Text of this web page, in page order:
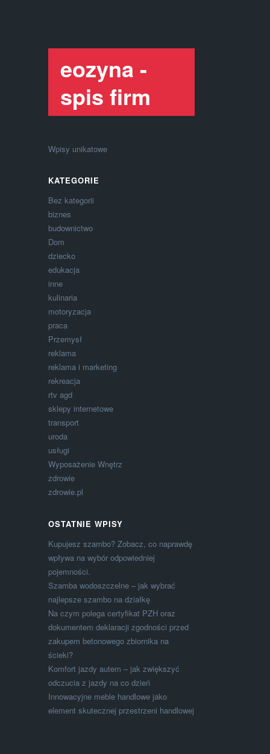
eozyna -
spis firm
Wpisy unikatowe
KATEGORIE
Bez kategorii
biznes
budownictwo
Dom
dziecko
edukacja
inne
kulinaria
motoryzacja
praca
Przemysł
reklama
reklama i marketing
rekreacja
rtv agd
sklepy internetowe
transport
uroda
usługi
Wyposażenie Wnętrz
zdrowie
zdrowie.pl
OSTATNIE WPISY
Kupujesz szambo? Zobacz, co naprawdę
wpływa na wybór odpowiedniej
pojemności.
Szamba wodoszczelne – jak wybrać
najlepsze szambo na działkę
Na czym polega certyfikat PZH oraz
dokumentem deklaracji zgodności przed
zakupem betonowego zbiornika na
ścieki?
Komfort jazdy autem – jak zwiększyć
odczucia z jazdy na co dzień
Innowacyjne meble handlowe jako
element skutecznej przestrzeni handlowej